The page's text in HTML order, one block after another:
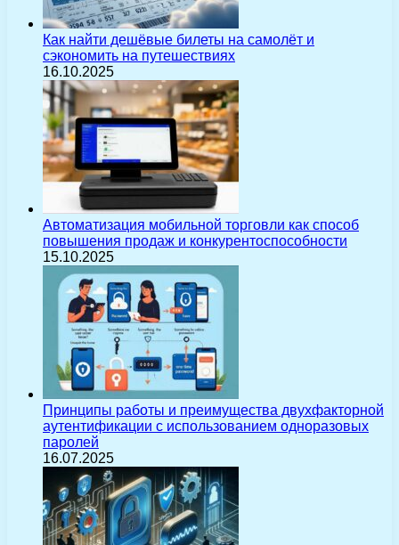
Как найти дешёвые билеты на самолёт и
сэкономить на путешествиях
16.10.2025
Автоматизация мобильной торговли как способ
повышения продаж и конкурентоспособности
15.10.2025
Принципы работы и преимущества двухфакторной
аутентификации с использованием одноразовых
паролей
16.07.2025